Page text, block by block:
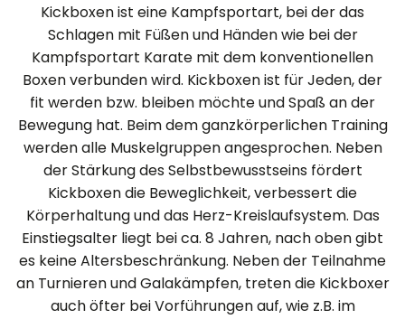
Kickboxen ist eine Kampfsportart, bei der das
Schlagen mit Füßen und Händen wie bei der
Kampfsportart Karate mit dem konventionellen
Boxen verbunden wird. Kickboxen ist für Jeden, der
fit werden bzw. bleiben möchte und Spaß an der
Bewegung hat. Beim dem ganzkörperlichen Training
werden alle Muskelgruppen angesprochen. Neben
der Stärkung des Selbstbewusstseins fördert
Kickboxen die Beweglichkeit, verbessert die
Körperhaltung und das Herz-Kreislaufsystem. Das
Einstiegsalter liegt bei ca. 8 Jahren, nach oben gibt
es keine Altersbeschränkung. Neben der Teilnahme
an Turnieren und Galakämpfen, treten die Kickboxer
auch öfter bei Vorführungen auf, wie z.B. im